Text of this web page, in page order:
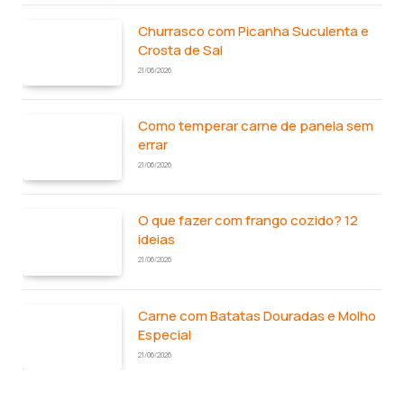
Churrasco com Picanha Suculenta e
Crosta de Sal
21/06/2026
Como temperar carne de panela sem
errar
21/06/2026
O que fazer com frango cozido? 12
ideias
21/06/2026
Carne com Batatas Douradas e Molho
Especial
21/06/2026